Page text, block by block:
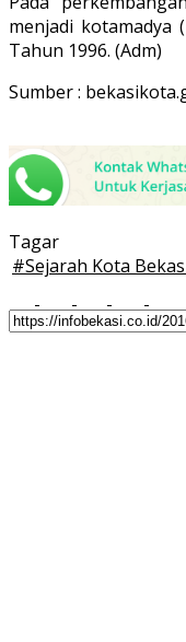
menjadi kotamadya
Tahun 1996. (Adm)
Sumber :
Tagar
#Sejarah Kota